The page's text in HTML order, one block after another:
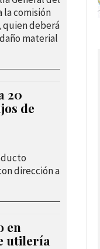
la comisión
deberá
material
20
de
dirección a
en
utilería